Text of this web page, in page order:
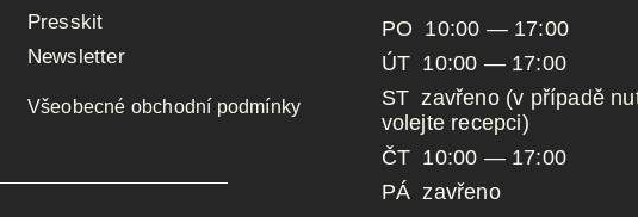
Presskit
Newsletter
Všeobecné obchodní podmínky
PO 10:00 — 17:00
ÚT 10:00 — 17:00
ST zavřeno (v případě
volejte recepci)
ČT 10:00 — 17:00
PÁ zavřeno